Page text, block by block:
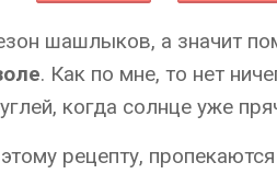
шашлыков, а значит
. Как по мне, то нет
когда солнце уже
рецепту,